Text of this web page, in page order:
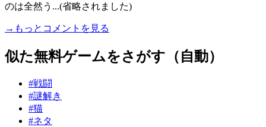
のは全然う...(省略されました)
→もっとコメントを見る
似た無料ゲームをさがす（自動）
#戦闘
#謎解き
#猫
#ネタ